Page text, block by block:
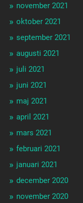
november 2021
oktober 2021
september 2021
augusti 2021
juli 2021
juni 2021
maj 2021
april 2021
mars 2021
februari 2021
januari 2021
december 2020
november 2020